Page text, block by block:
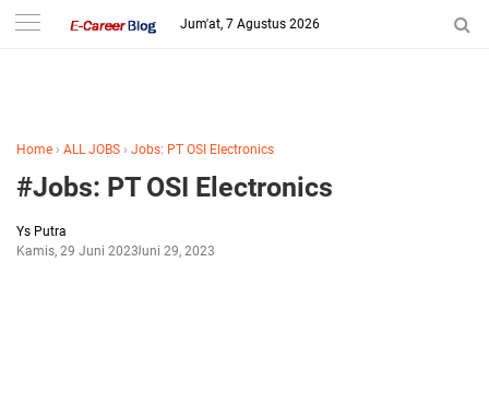
-->
Jum'at, 7 Agustus 2026
Home › ALL JOBS › Jobs: PT OSI Electronics
#Jobs: PT OSI Electronics
Ys Putra
Kamis, 29 Juni 2023Juni 29, 2023